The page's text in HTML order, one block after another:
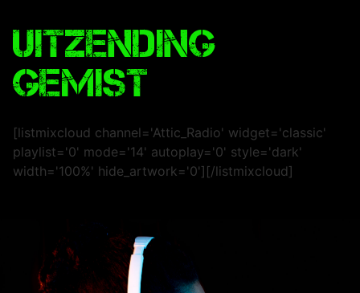
Uitzending
Gemist
[listmixcloud channel='Attic_Radio' widget='classic'
playlist='0' mode='14' autoplay='0' style='dark'
width='100%' hide_artwork='0'][/listmixcloud]